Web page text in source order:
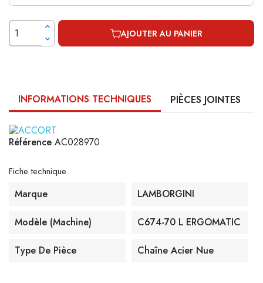
AJOUTER AU PANIER
INFORMATIONS TECHNIQUES PIÈCES JOINTES
Référence AC028970
Fiche technique
Marque LAMBORGINI
Modèle (machine) C674-70 L ERGOMATIC
Type De Pièce Chaîne Acier Nue